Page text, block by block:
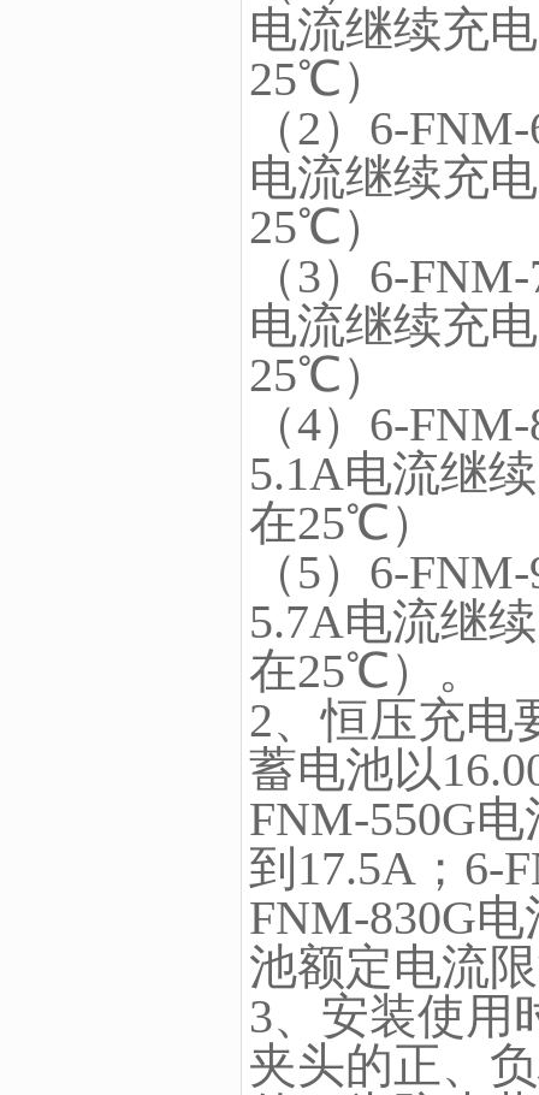
电流继续充
25℃）
（2）6-
电流继续充
25℃）
（3）6-
电流继续充
25℃）
（4）6-
5.1A电流继
在25℃）
（5）6-
5.7A电流继
在25℃）。
2、恒压充电
蓄电池以
FNM-550G
到17.5A；6-
FNM-830G
池额定电流
3、安装使用
夹头的正、